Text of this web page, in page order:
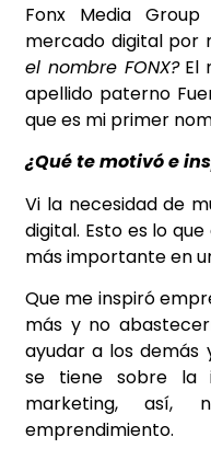
Fonx Media
mercado digital por
el nombre FONX?El
apellido paterno
que es mi primer
¿Qué te motivó e
Vi la necesidad de
digital. Esto es lo
más importante en
Que me inspiró
más y no
ayudar a los demás
se tiene sobre la
marketing,
emprendimiento.